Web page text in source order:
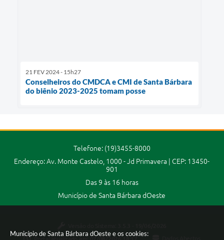
Município de Santa Bárbara dOeste e os cookies:
21 FEV 2024 - 15h27
Conselheiros do CMDCA e CMI de Santa Bárbara
do biênio 2023-2025 tomam posse
Telefone: (19)3455-8000
Endereço: Av. Monte Castelo, 1000 - Jd Primavera | CEP: 13450-
901
Das 9 às 16 horas
Município de Santa Bárbara dOeste